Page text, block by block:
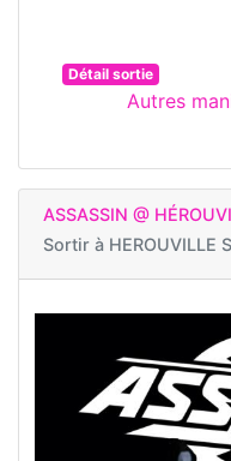
Détail sortie
Autres
ASSASSIN @
Sortir à HEROUVILLE